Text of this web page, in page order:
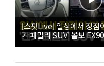
[스팟Live] 일상에서 장점
기 패밀리 SUV' 볼보 EX90